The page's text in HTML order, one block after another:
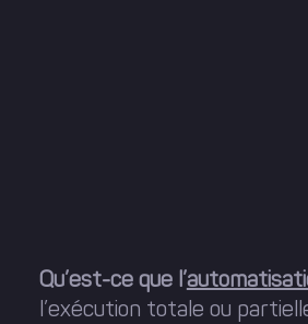
Qu’est-ce que l’
l’exécution totale ou